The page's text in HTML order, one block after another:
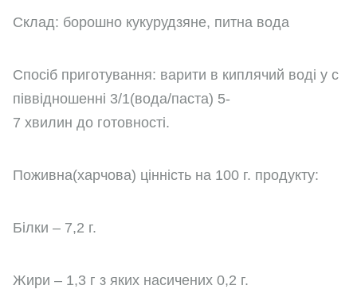
Склад: борошно кукурудзяне, питна вода
Спосіб приготування: варити в киплячий воді у с
піввідношенні 3/1(вода/паста) 5-
7 хвилин до готовності.
Поживна(харчова) цінність на 100 г. продукту:
Білки – 7,2 г.
Жири – 1,3 г з яких насичених 0,2 г.